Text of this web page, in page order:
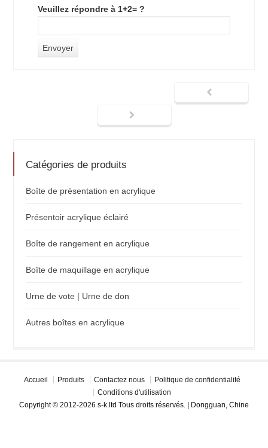
Veuillez répondre à 1+2= ?
Catégories de produits
Boîte de présentation en acrylique
Présentoir acrylique éclairé
Boîte de rangement en acrylique
Boîte de maquillage en acrylique
Urne de vote | Urne de don
Autres boîtes en acrylique
Accueil Produits Contactez nous
Politique de confidentialité
Conditions d'utilisation
Copyright © 2012-2026 s-k.ltd Tous droits réservés. | Dongguan, Chine